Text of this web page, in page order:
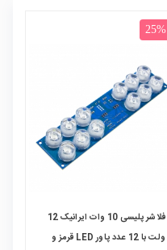
25%
فلاشر پلیسی 10 وات ایرانیک 12
ولت با 12 عدد پاور LED قرمز و